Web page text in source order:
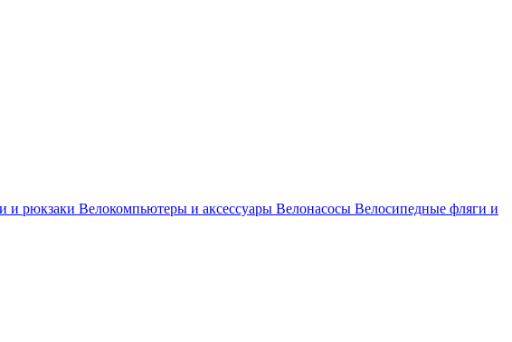
и рюкзаки Велокомпьютеры и аксессуары Велонасосы Велосипедные фляги и